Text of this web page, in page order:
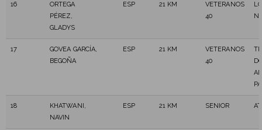
16
ORTEGA
PÉREZ,
GLADYS
ESP 21 KM
VETERANOS
40
17
GOVEA GARCÍA,
BEGOÑA
ESP 21 KM
VETERANOS
40
18
KHATWANI,
NAVIN
ESP 21 KM SENIOR